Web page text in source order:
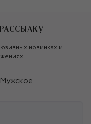
новинках и
Мужское